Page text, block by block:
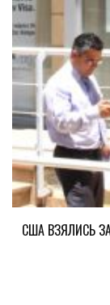
США ВЗЯЛИСЬ